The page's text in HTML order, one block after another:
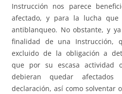
Instrucción nos parece
afectado, y para la lucha
antiblanqueo. No obstante, y
finalidad de una Instrucción,
excluido de la obligación a
que por su escasa actividad
debieran quedar
declaración, así como solventar